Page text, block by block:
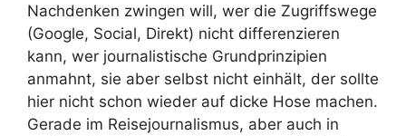
Nachdenken zwingen will, wer die Zugriffswege
(Google, Social, Direkt) nicht differenzieren
kann, wer journalistische Grundprinzipien
anmahnt, sie aber selbst nicht einhält, der sollte
hier nicht schon wieder auf dicke Hose machen.
Gerade im Reisejournalismus, aber auch in